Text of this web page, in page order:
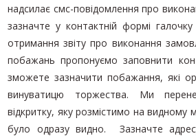
надсилає смс-повідомлення про
зазначте у контактній формі
отримання звіту про виконання
побажань пропонуємо заповнити
зможете зазначити побажання, які
винуватицю торжества. Ми
відкритку, яку розмістимо на видному
було одразу видно. Зазначте